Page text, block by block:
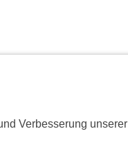
Verbesserung unserer